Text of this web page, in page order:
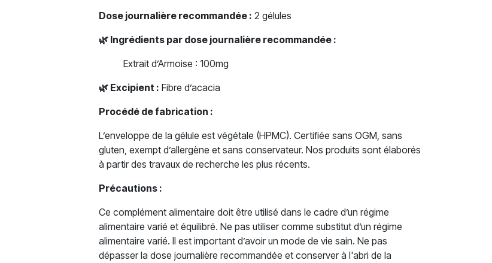
Dose journalière recommandée : 2 gélules
🌿 Ingrédients par dose journalière recommandée :
​Extrait d’Armoise : 100mg
🌿 Excipient : Fibre d’acacia
Procédé de fabrication :
L’enveloppe de la gélule est végétale (HPMC). Certifiée sans OGM, sans
gluten, exempt d’allergène et sans conservateur. Nos produits sont élaborés
à partir des travaux de recherche les plus récents.
Précautions :
Ce complément alimentaire doit être utilisé dans le cadre d’un régime
alimentaire varié et équilibré. Ne pas utiliser comme substitut d’un régime
alimentaire varié. Il est important d’avoir un mode de vie sain. Ne pas
dépasser la dose journalière recommandée et conserver à l'abri de la